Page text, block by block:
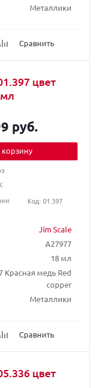
Металлики
Сравнить
цвет
Jim Scale
A27977
18 мл
Красная медь Red
copper
Металлики
Сравнить
руб.
корзину
Код: 01.397
цвет